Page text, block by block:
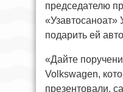
председателю
«Узавтосаноат»
подарить ей
«Дайте
Volkswagen,
презентовали,